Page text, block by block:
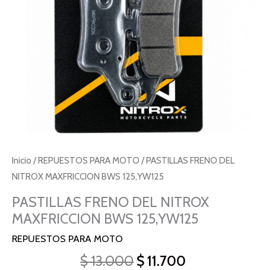
Inicio /REPUESTOS PARA MOTO / PASTILLAS FRENO DEL
NITROX MAXFRICCION BWS 125,YW125
PASTILLAS FRENO DEL NITROX
MAXFRICCION BWS 125,YW125
REPUESTOS PARA MOTO
$13.000 $11.700